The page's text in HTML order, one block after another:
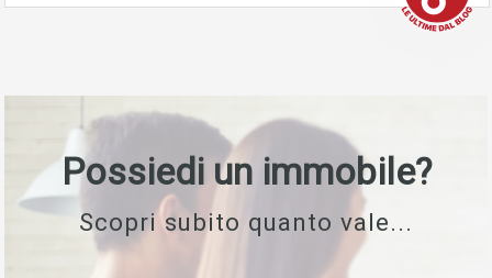
Possiedi un immobile?
Scopri subito quanto vale...